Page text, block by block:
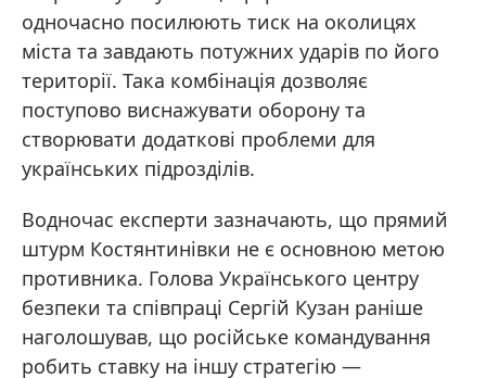
одночасно посилюють тиск на околицях
міста та завдають потужних ударів по його
території. Така комбінація дозволяє
поступово виснажувати оборону та
створювати додаткові проблеми для
українських підрозділів.
Водночас експерти зазначають, що прямий
штурм Костянтинівки не є основною метою
противника. Голова Українського центру
безпеки та співпраці Сергій Кузан раніше
наголошував, що російське командування
робить ставку на іншу стратегію —